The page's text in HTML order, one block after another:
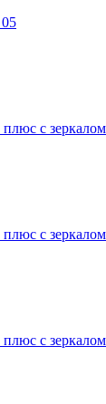
плюс с
плюс с
плюс с